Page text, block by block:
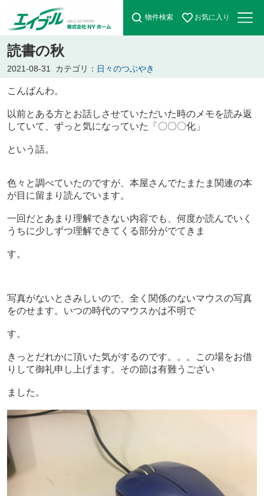
物件検索 お気に入り
読書の秋
2021-08-31 カテゴリ： 日々のつぶやき
こんばんわ。
以前とある方とお話しさせていただいた時のメモを読み返
していて、ずっと気になっていた「〇〇〇化」
という話。
色々と調べていたのですが、本屋さんでたまたま関連の本
が目に留まり読んでいます。
一回だとあまり理解できない内容でも、何度か読んでいく
うちに少しずつ理解できてくる部分がでてきま
す。
写真がないとさみしいので、全く関係のないマウスの写真
をのせます。いつの時代のマウスかは不明で
す。
きっとだれかに頂いた気がするのです。。。この場をお借
りして御礼申し上げます。その節は有難うござい
ました。